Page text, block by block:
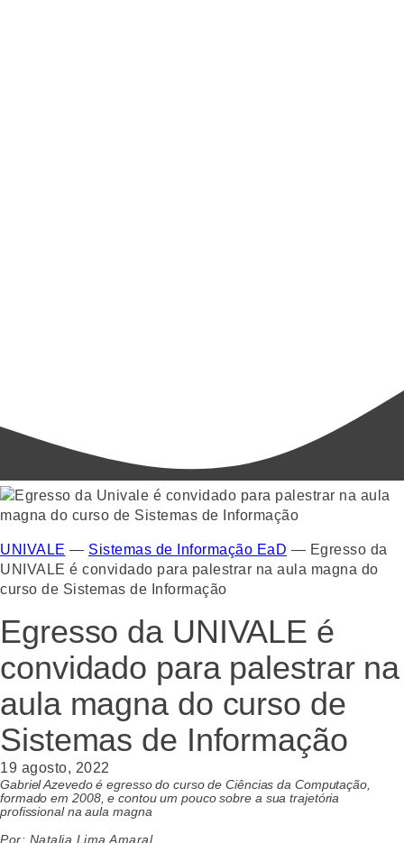
UNIVALE — Sistemas de Informação EaD — Egresso da
UNIVALE é convidado para palestrar na aula magna do
curso de Sistemas de Informação
Egresso da UNIVALE é
convidado para palestrar na
aula magna do curso de
Sistemas de Informação
19 agosto, 2022
Gabriel Azevedo é egresso do curso de Ciências da Computação,
formado em 2008, e contou um pouco sobre a sua trajetória
profissional na aula magna
Por: Natalia Lima Amaral